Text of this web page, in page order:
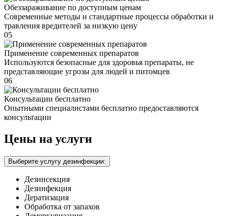
Обеззараживание по доступным ценам
Современные методы и стандартные процессы обработки и
травления вредителей за низкую цену
05
Применение современных препаратов
Используются безопасные для здоровья препараты, не
представляющие угрозы для людей и питомцев
06
Консультации бесплатно
Опытными специалистами бесплатно предоставляются
консультации
Цены на услуги
Выберите услугу дезинфекции:
Дезинсекция
Дезинфекция
Дератизация
Обработка от запахов